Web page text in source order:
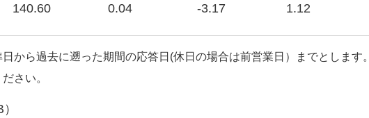
140.60 0.04 -3.17 1.12
から過去に遡った期間の応答日(休日の場合は前営業日）までとします。
さい。